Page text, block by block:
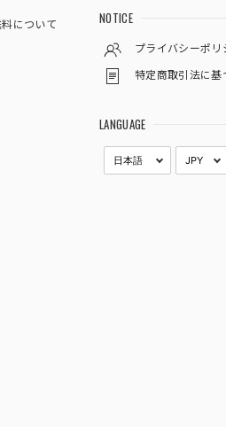
について NOTICE
プライバシーポリ
特定商取引法に基
LANGUAGE